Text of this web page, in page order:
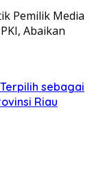
Pemilik Media
Abaikan
sebagai
Riau